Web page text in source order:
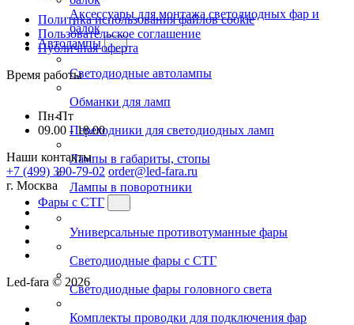
Аксессуары для монтажа светодиодных фар и
балок
Автолампы
Светодиодные автолампы
Обманки для ламп
Переходники для светодиодных ламп
Лампы в габариты, стопы
Лампы в поворотники
Фары с СТГ
Универсальные противотуманные фары
Светодиодные фары с СТГ
Светодиодные фары головного света
Комплекты проводки для подключения фар
Политика использования файлов cookie
Пользовательское соглашение
Публичная оферта
Время работы
Пн-Пт
09.00 - 18.00
Наши контакты
+7 (499) 390-79-02 order@led-fara.ru
г. Москва
Led-fara © 2026